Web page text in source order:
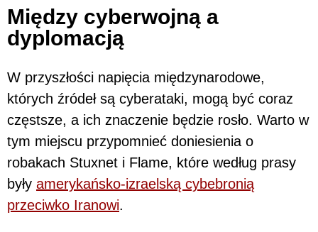
Między cyberwojną a
dyplomacją
W przyszłości napięcia międzynarodowe,
których źródeł są cyberataki, mogą być coraz
częstsze, a ich znaczenie będzie rosło. Warto w
tym miejscu przypomnieć doniesienia o
robakach Stuxnet i Flame, które według prasy
były amerykańsko-izraelską cybebronią
przeciwko Iranowi.